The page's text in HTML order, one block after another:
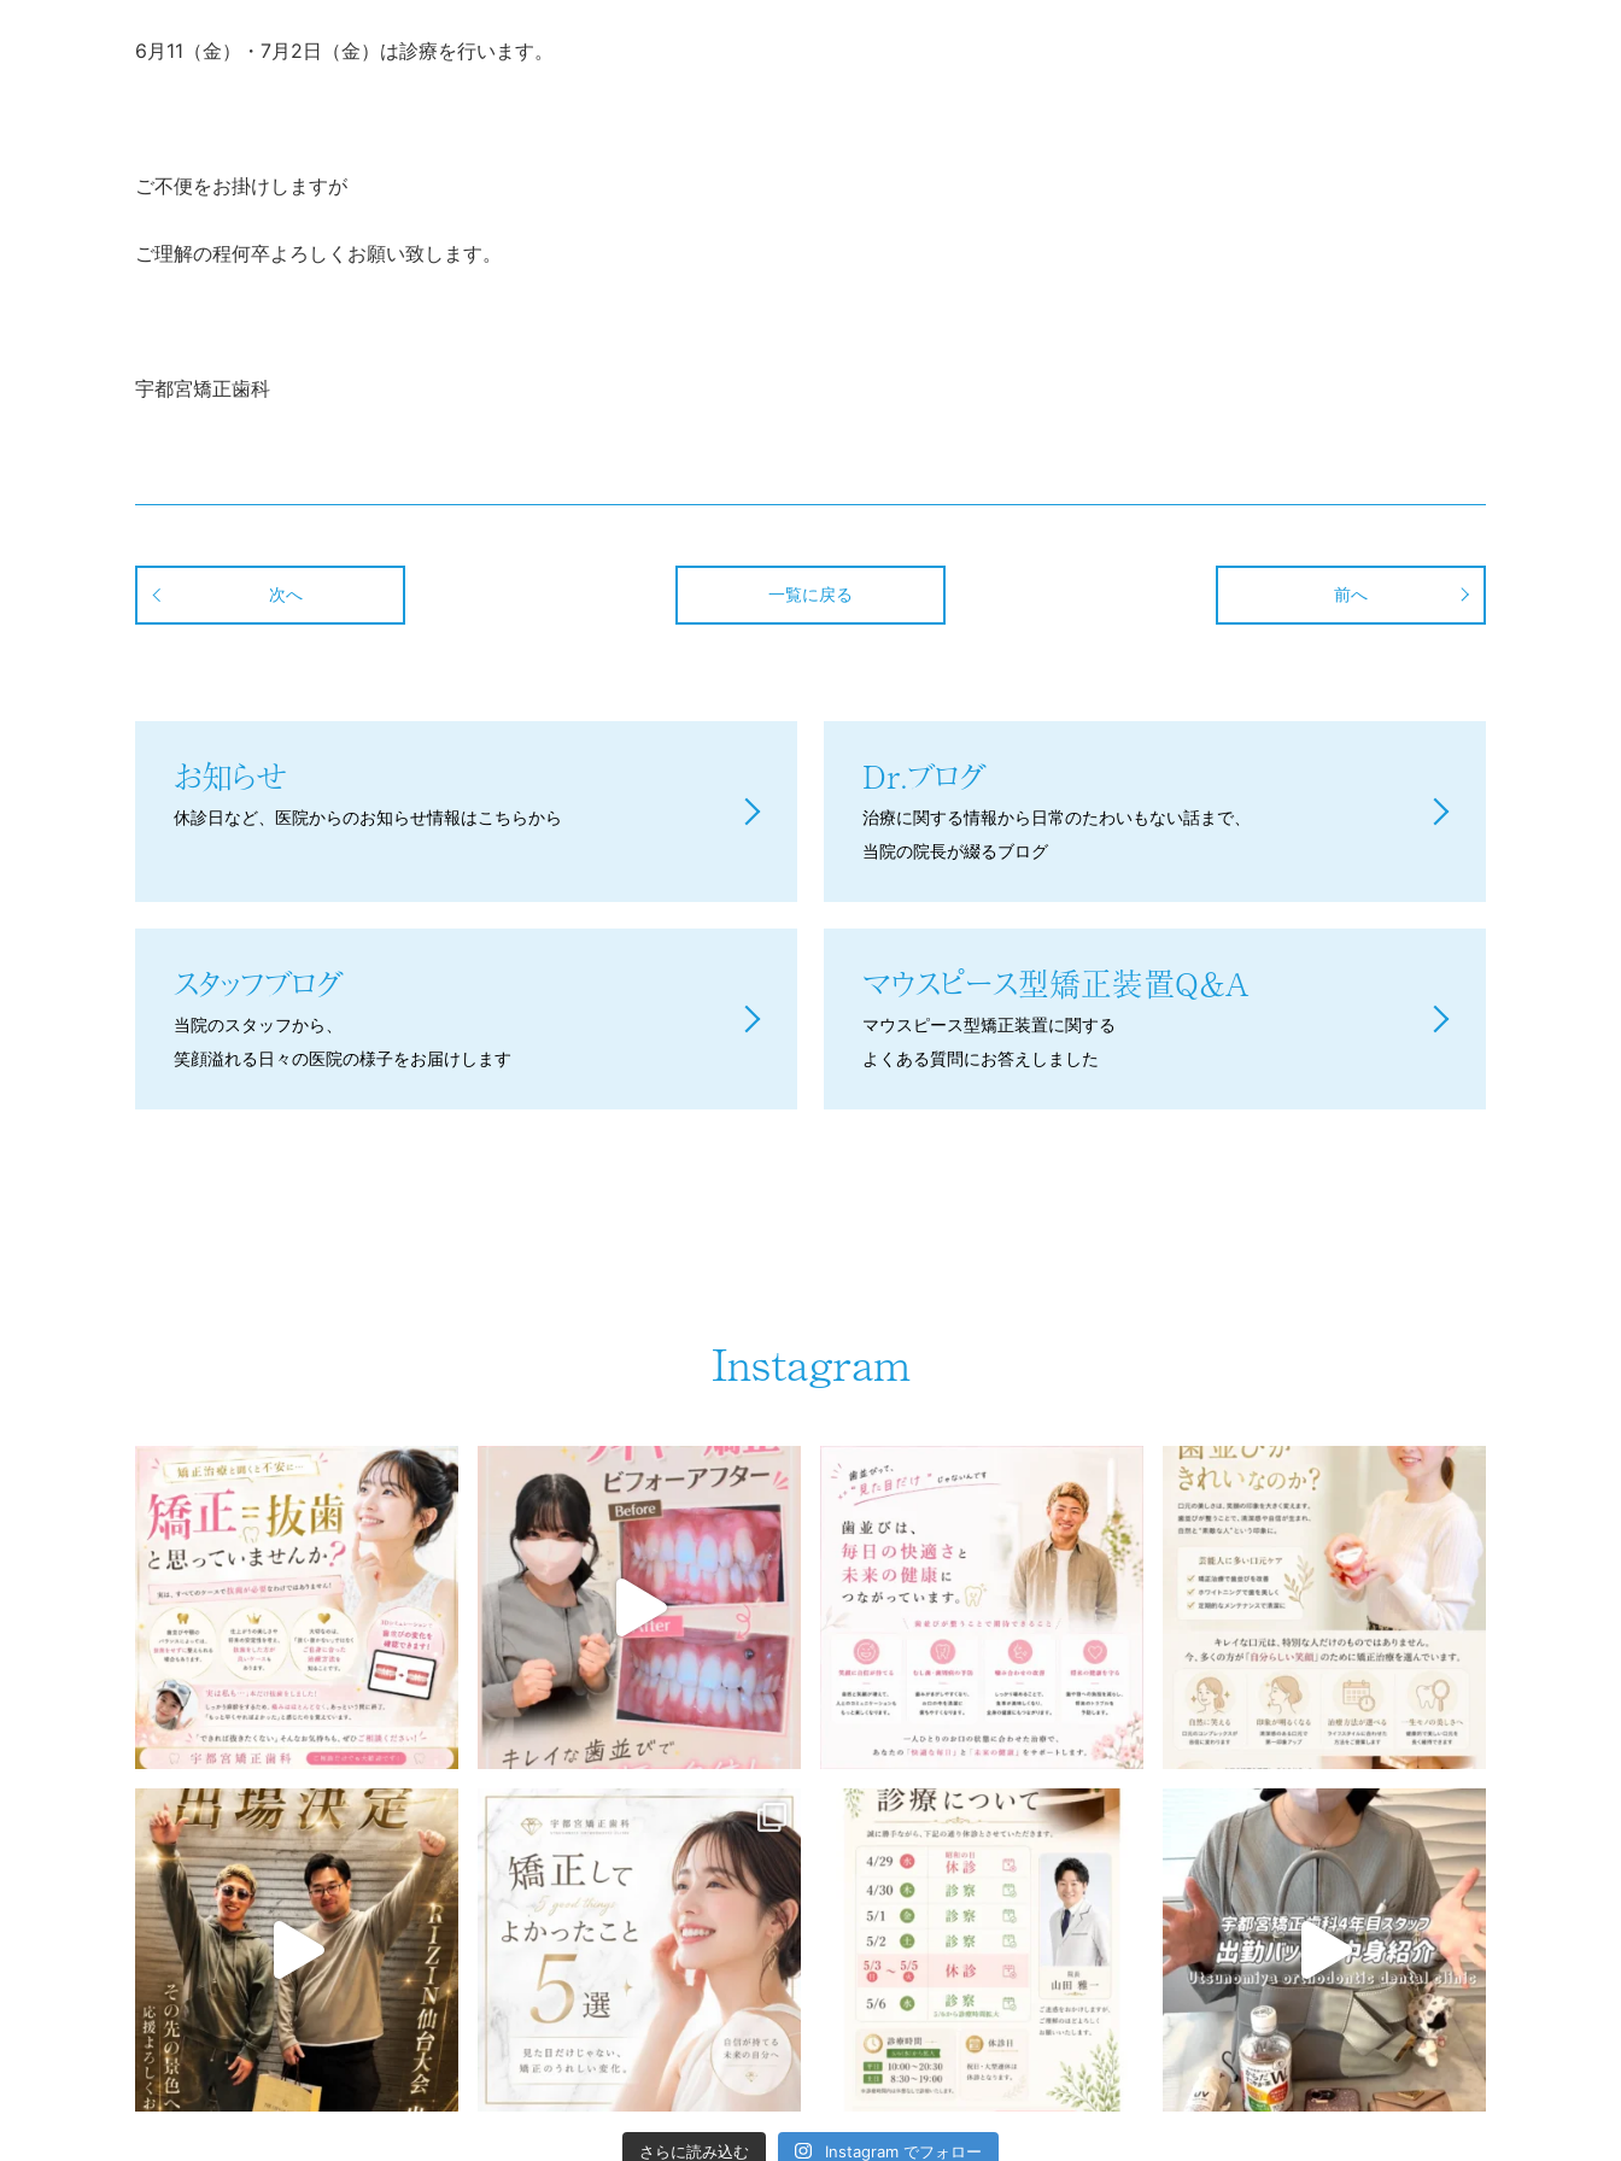
6月11（金）・7月2日（金）は診療を行います。
ご不便をお掛けしますが
ご理解の程何卒よろしくお願い致します。
宇都宮矯正歯科
次へ 前へ
一覧に戻る
お知らせ
休診日など、医院からのお知らせ情報はこちらから
Dr.ブログ
治療に関する情報から日常のたわいもない話まで、
当院の院長が綴るブログ
スタッフブログ
当院のスタッフから、
笑顔溢れる日々の医院の様子をお届けします
マウスピース型矯正装置Q＆A
マウスピース型矯正装置に関する
よくある質問にお答えしました
Instagram
さらに読み込む Instagram でフォロー